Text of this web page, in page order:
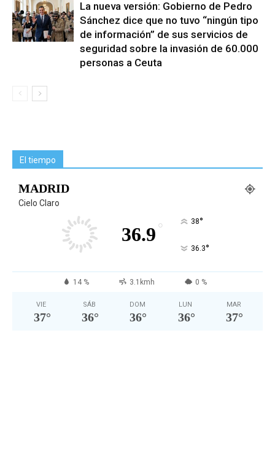
La nueva versión: Gobierno de Pedro
Sánchez dice que no tuvo “ningún tipo
de información” de sus servicios de
seguridad sobre la invasión de 60.000
personas a Ceuta
El tiempo
MADRID
Cielo Claro
36.9 ° 38°
36.3°
14 % 3.1kmh 0 %
VIE
37°
SÁB
36°
DOM
36°
LUN
36°
MAR
37°